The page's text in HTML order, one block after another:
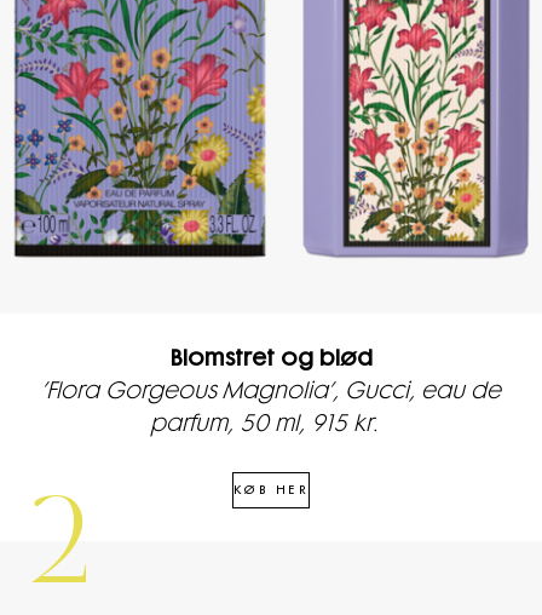
Blomstret og blød
’Flora Gorgeous Magnolia’, Gucci, eau de
parfum, 50 ml, 915 kr.
KØB HER
2